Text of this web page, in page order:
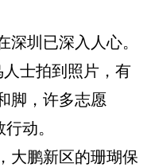
圳已深入人心。
士拍到照片，有
脚，许多志愿
动。
鹏新区的珊瑚保